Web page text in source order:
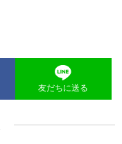
友だちに送る